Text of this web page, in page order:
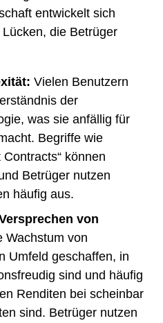
entwickelt sich
die Betrüger
Vielen Benutzern
der
was sie anfällig für
Begriffe wie
Contracts“ können
Betrüger nutzen
häufig aus.
von
Wachstum von
Umfeld geschaffen, in
sind und häufig
Renditen bei scheinbar
sind. Betrüger nutzen